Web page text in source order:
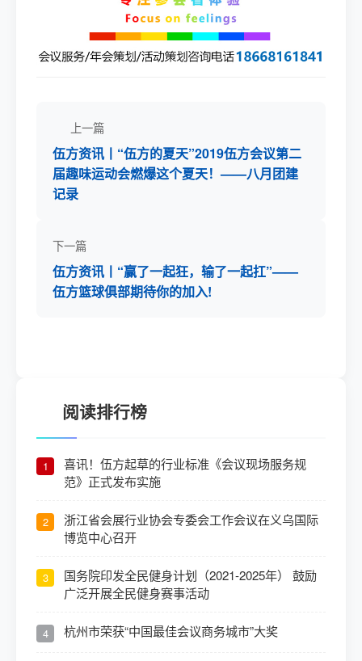
上一篇
伍方资讯丨“伍方的夏天”2019伍方会议第二
届趣味运动会燃爆这个夏天！——八月团建
记录
下一篇
伍方资讯丨“赢了一起狂，输了一起扛”——
伍方篮球俱部期待你的加入!
阅读排行榜
1
喜讯！伍方起草的行业标准《会议现场服务规
范》正式发布实施
2
浙江省会展行业协会专委会工作会议在义乌国际
博览中心召开
3
国务院印发全民健身计划（2021-2025年） 鼓励
广泛开展全民健身赛事活动
4 杭州市荣获“中国最佳会议商务城市”大奖